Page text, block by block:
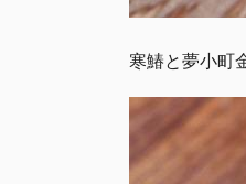
寒鰆と夢小町